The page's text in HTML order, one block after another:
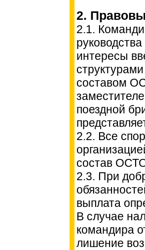
2.
2.1.
интересы
составом
поездной
2.2. Все
состав
2.3. При
выплата
В случае
командира
лишение